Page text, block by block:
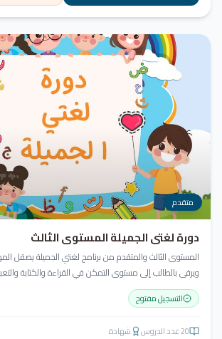
متقدم
دورة لغتي الجميلة المستوى الثالث
المستوى الثالث والمتقدم من برنامج لغتي الجميلة يصقل
ويرقى بالطالب إلى مستوى التمكن في القراءة والكتابة
التسجيل مفتوح
20عدد الدروس شهادة